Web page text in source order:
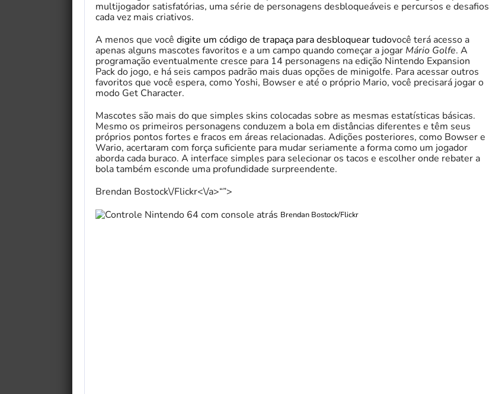
multijogador satisfatórias, uma série de personagens desbloqueáveis ​​e percursos e desafios
cada vez mais criativos.
A menos que você digite um código de trapaça para desbloquear tudovocê terá acesso a
apenas alguns mascotes favoritos e a um campo quando começar a jogar Mário Golfe. A
programação eventualmente cresce para 14 personagens na edição Nintendo Expansion
Pack do jogo, e há seis campos padrão mais duas opções de minigolfe. Para acessar outros
favoritos que você espera, como Yoshi, Bowser e até o próprio Mario, você precisará jogar o
modo Get Character.
Mascotes são mais do que simples skins colocadas sobre as mesmas estatísticas básicas.
Mesmo os primeiros personagens conduzem a bola em distâncias diferentes e têm seus
próprios pontos fortes e fracos em áreas relacionadas. Adições posteriores, como Bowser e
Wario, acertaram com força suficiente para mudar seriamente a forma como um jogador
aborda cada buraco. A interface simples para selecionar os tacos e escolher onde rebater a
bola também esconde uma profundidade surpreendente.
Brendan Bostock\/Flickr<\/a>“”>
Brendan Bostock/Flickr